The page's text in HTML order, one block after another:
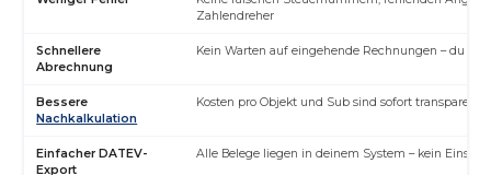
Zahlendreher
Schnellere
Abrechnung
Kein Warten auf eingehende Rechnungen – du
Bessere
Nachkalkulation
Kosten pro Objekt und Sub sind sofort transparent
Einfacher DATEV-
Export
Alle Belege liegen in deinem System – kein